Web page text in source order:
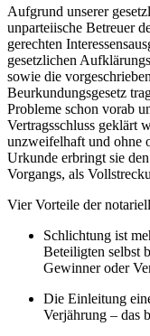
Aufgrund unserer
unparteiische Betreuer
gerechten
gesetzlichen
sowie die
Beurkundungsgesetz
Probleme schon vorab
Vertragsschluss geklärt
unzweifelhaft und ohne
Urkunde erbringt sie
Vorgangs, als
Vier Vorteile der
Schlichtung ist
Beteiligten selbst
Gewinner oder
Die Einleitung
Verjährung – das